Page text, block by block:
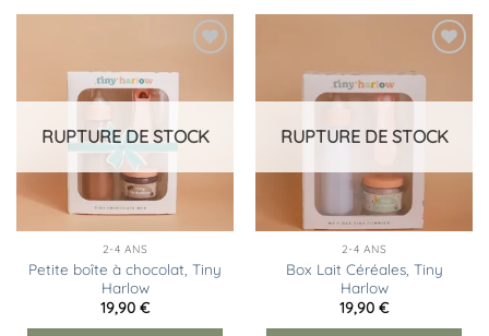
Ajouter
liste
RUPTURE DE STOCK
2-4 ANS
Petite boîte à chocolat, Tiny
Harlow
19,90 €
liste
RUPTURE DE STOCK
2-4 ANS
Box Lait Céréales, Tiny
Harlow
19,90 €